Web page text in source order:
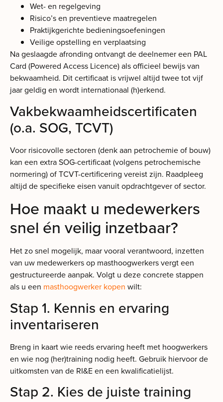
Wet- en regelgeving
Risico’s en preventieve maatregelen
Praktijkgerichte bedieningsoefeningen
Veilige opstelling en verplaatsing
Na geslaagde afronding ontvangt de deelnemer een PAL
Card (Powered Access Licence) als officieel bewijs van
bekwaamheid. Dit certificaat is vrijwel altijd twee tot vijf
jaar geldig en wordt internationaal (h)erkend.
Vakbekwaamheidscertificaten
(o.a. SOG, TCVT)
Voor risicovolle sectoren (denk aan petrochemie of bouw)
kan een extra SOG-certificaat (volgens petrochemische
normering) of TCVT-certificering vereist zijn. Raadpleeg
altijd de specifieke eisen vanuit opdrachtgever of sector.
Hoe maakt u medewerkers
snel én veilig inzetbaar?
Het zo snel mogelijk, maar vooral verantwoord, inzetten
van uw medewerkers op masthoogwerkers vergt een
gestructureerde aanpak. Volgt u deze concrete stappen
als u een masthoogwerker kopen wilt:
Stap 1. Kennis en ervaring
inventariseren
Breng in kaart wie reeds ervaring heeft met hoogwerkers
en wie nog (her)training nodig heeft. Gebruik hiervoor de
uitkomsten van de RI&E en een kwalificatielijst.
Stap 2. Kies de juiste training